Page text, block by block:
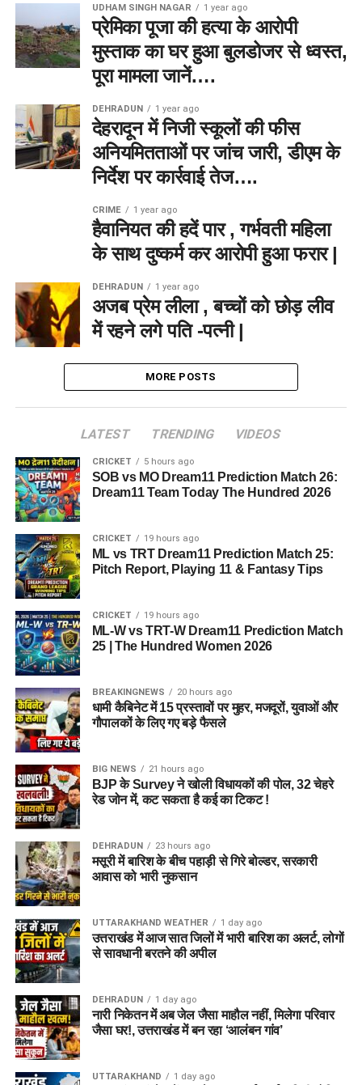
UDHAM SINGH NAGAR 1 year ago
प्रेमिका पूजा की हत्या के आरोपी
मुस्ताक का घर हुआ बुलडोजर से ध्वस्त,
पूरा मामला जानें….
DEHRADUN 1 year ago
देहरादून में निजी स्कूलों की फीस
अनियमितताओं पर जांच जारी, डीएम के
निर्देश पर कार्रवाई तेज….
CRIME 1 year ago
हैवानियत की हदें पार , गर्भवती महिला
के साथ दुष्कर्म कर आरोपी हुआ फरार |
DEHRADUN 1 year ago
अजब प्रेम लीला , बच्चों को छोड़ लीव
में रहने लगे पति -पत्नी |
MORE POSTS
LATEST TRENDING VIDEOS
CRICKET 5 hours ago
SOB vs MO Dream11 Prediction Match 26:
Dream11 Team Today The Hundred 2026
CRICKET 19 hours ago
ML vs TRT Dream11 Prediction Match 25:
Pitch Report, Playing 11 & Fantasy Tips
CRICKET 19 hours ago
ML-W vs TRT-W Dream11 Prediction Match
25 | The Hundred Women 2026
BREAKINGNEWS 20 hours ago
धामी कैबिनेट में 15 प्रस्तावों पर मुहर, मजदूरों, युवाओं और
गौपालकों के लिए गए बड़े फैसले
BIG NEWS 21 hours ago
BJP के Survey ने खोली विधायकों की पोल, 32 चेहरे
रेड जोन में, कट सकता है कई का टिकट !
DEHRADUN 23 hours ago
मसूरी में बारिश के बीच पहाड़ी से गिरे बोल्डर, सरकारी
आवास को भारी नुकसान
UTTARAKHAND WEATHER 1 day ago
उत्तराखंड में आज सात जिलों में भारी बारिश का अलर्ट, लोगों
से सावधानी बरतने की अपील
DEHRADUN 1 day ago
नारी निकेतन में अब जेल जैसा माहौल नहीं, मिलेगा परिवार
जैसा घर!, उत्तराखंड में बन रहा ‘आलंबन गांव’
UTTARAKHAND 1 day ago